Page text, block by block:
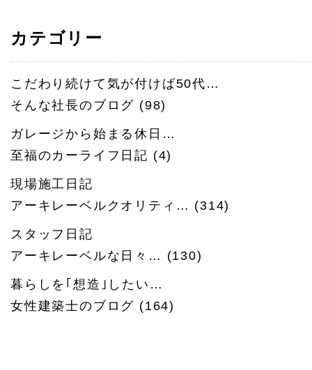
カテゴリー
こだわり続けて気が付けば50代…
そんな社長のブログ (98)
ガレージから始まる休日…
至福のカーライフ日記 (4)
現場施工日記
アーキレーベルクオリティ… (314)
スタッフ日記
アーキレーベルな日々… (130)
暮らしを｢想造｣したい…
女性建築士のブログ (164)